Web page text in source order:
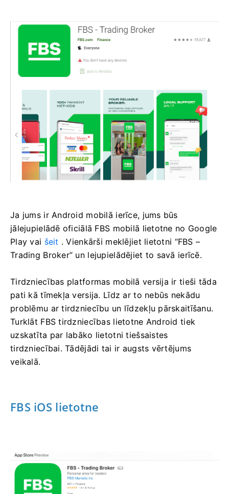
Ja jums ir Android mobilā ierīce, jums būs
jālejupielādē oficiālā FBS mobilā lietotne no Google
Play vai šeit . Vienkārši meklējiet lietotni “FBS –
Trading Broker” un lejupielādējiet to savā ierīcē.
Tirdzniecības platformas mobilā versija ir tieši tāda
pati kā tīmekļa versija. Līdz ar to nebūs nekādu
problēmu ar tirdzniecību un līdzekļu pārskaitīšanu.
Turklāt FBS tirdzniecības lietotne Android tiek
uzskatīta par labāko lietotni tiešsaistes
tirdzniecībai. Tādējādi tai ir augsts vērtējums
veikalā.
FBS iOS lietotne